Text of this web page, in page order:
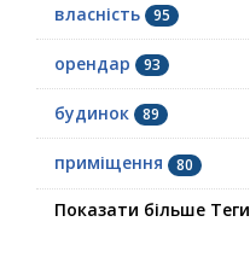
власність 95
орендар 93
будинок 89
приміщення 80
Показати більше Теги